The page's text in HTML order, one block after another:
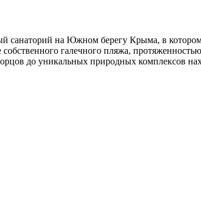
на Южном берегу Крыма, в котором
собственного галечного пляжа,
до уникальных природных комплексов